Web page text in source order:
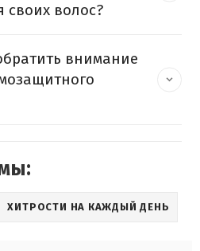
волос?
внимание
ХИТРОСТИ НА КАЖДЫЙ ДЕНЬ